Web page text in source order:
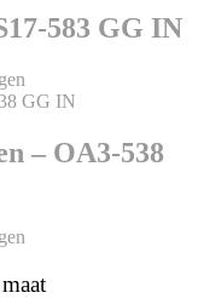
583 GG IN
– OA3-538